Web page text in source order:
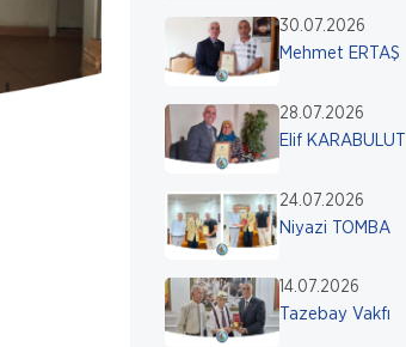
30.07.2026
Mehmet ERTAŞ
28.07.2026
Elif KARABULUT
24.07.2026
Niyazi TOMBA
14.07.2026
Tazebay Vakfı